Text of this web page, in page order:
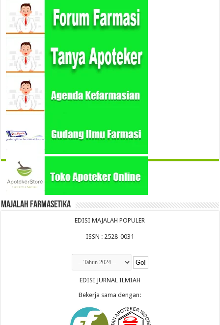
Majalah Farmasetika
EDISI MAJALAH POPULER
ISSN : 2528-0031
EDISI JURNAL ILMIAH
Bekerja sama dengan: